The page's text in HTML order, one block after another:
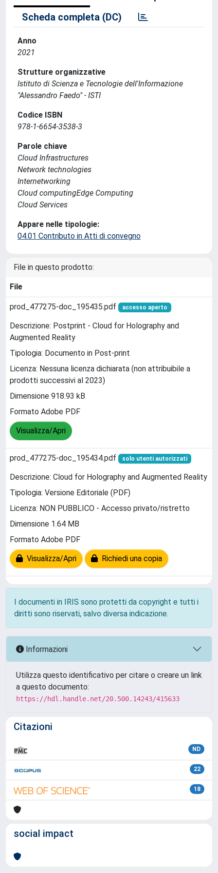
Scheda completa (DC)
Anno
2021
Strutture organizzative
Istituto di Scienza e Tecnologie dell'Informazione
"Alessandro Faedo" - ISTI
Codice ISBN
978-1-6654-3538-3
Parole chiave
Cloud Infrastructures
Network technologies
Internetworking
Cloud computingEdge Computing
Cloud Services
Appare nelle tipologie:
04.01 Contributo in Atti di convegno
File in questo prodotto:
File
prod_477275-doc_195435.pdf accesso aperto
Descrizione: Postprint - Cloud for Holography and
Augmented Reality
Tipologia: Documento in Post-print
Licenza: Nessuna licenza dichiarata (non attribuibile a
prodotti successivi al 2023)
Dimensione 918.93 kB
Formato Adobe PDF
Visualizza/Apri
prod_477275-doc_195434.pdf solo utenti autorizzati
Descrizione: Cloud for Holography and Augmented Reality
Tipologia: Versione Editoriale (PDF)
Licenza: NON PUBBLICO - Accesso privato/ristretto
Dimensione 1.64 MB
Formato Adobe PDF
Visualizza/Apri Richiedi una copia
I documenti in IRIS sono protetti da copyright e tutti i
diritti sono riservati, salvo diversa indicazione.
Informazioni
Utilizza questo identificativo per citare o creare un link
a questo documento:
https://hdl.handle.net/20.500.14243/415633
Citazioni
ND
22
18
social impact